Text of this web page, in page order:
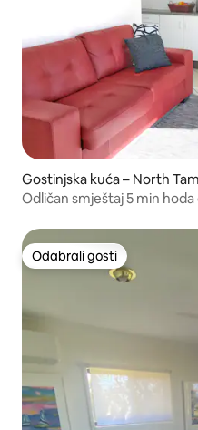
Gostinjska kuća – North
Odličan smještaj 5 min
Odabrali gosti
Odabrali gosti